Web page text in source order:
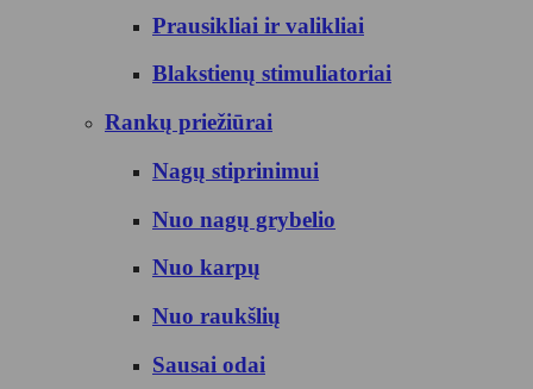
Prausikliai ir valikliai
Blakstienų stimuliatoriai
Rankų priežiūrai
Nagų stiprinimui
Nuo nagų grybelio
Nuo karpų
Nuo raukšlių
Sausai odai